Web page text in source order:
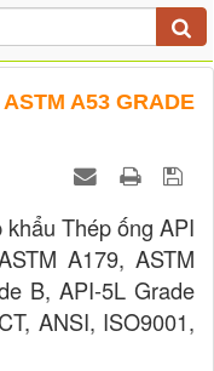
A53 GRADE
Thép ống API
A179, ASTM
B, API-5L Grade
ANSI, ISO9001,